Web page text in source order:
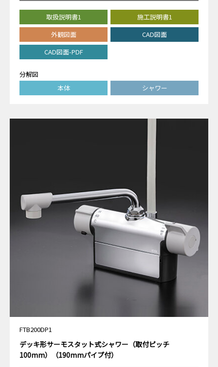
取扱説明書1
施工説明書1
外観図面
CAD図面
CAD図面-PDF
分解図
本体
シャワー
FTB200DP1
デッキ形サーモスタット式シャワー（取付ピッチ
100mm）（190mmパイプ付）